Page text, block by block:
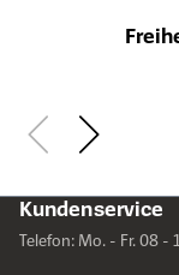
Öffnet die
Kundenservice
Telefon: Mo. - Fr. 08 -